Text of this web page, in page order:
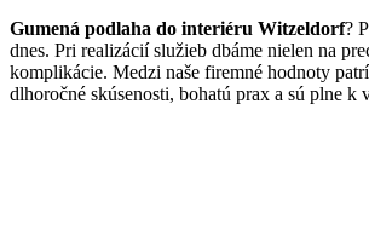
Gumená podlaha do interiéru Witzeldorf?
dnes. Pri realizácií služieb dbáme nielen na
komplikácie. Medzi naše firemné hodnoty
dlhoročné skúsenosti, bohatú prax a sú plne k